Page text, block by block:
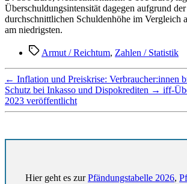
Überschuldungsintensität dagegen aufgrund
durchschnittlichen Schuldenhöhe im Vergleich
am niedrigsten.
Schlagwörter
Armut / Reichtum, Zahlen / Statistik
← Inflation und Preiskrise: Verbraucher:innen
Schutz bei Inkasso und Dispokrediten → iff-
2023 veröffentlicht
Hier geht es zurPfändungstabelle 2026,